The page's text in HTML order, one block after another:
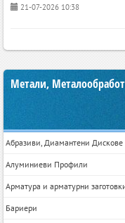
21-07-2026 10:38
Метали,
Абразиви, Диамантени Дискове
Алуминиеви Профили
Арматура и арматурни
Бариери